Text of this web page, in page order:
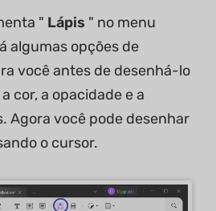
" Lápis " no menu
algumas opções de
você antes de desenhá-lo
cor, a opacidade e a
Agora você pode desenhar
o cursor.